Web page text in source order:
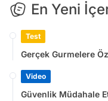
En Yeni
Test
Gerçek Gurmelere
Video
Güvenlik Müdahale